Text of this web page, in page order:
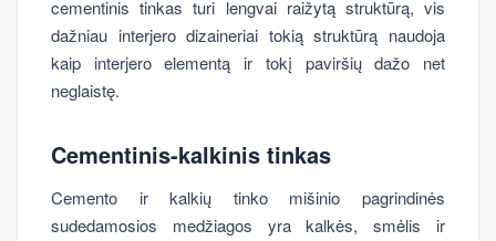
cementinis tinkas turi lengvai raižytą struktūrą, vis
dažniau interjero dizaineriai tokią struktūrą naudoja
kaip interjero elementą ir tokį paviršių dažo net
neglaistę.
Cementinis-kalkinis tinkas
Cemento ir kalkių tinko mišinio pagrindinės
sudedamosios medžiagos yra kalkės, smėlis ir